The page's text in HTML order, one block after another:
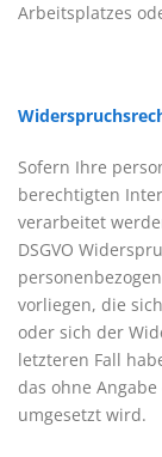
Arbeitsplatzes
Sofern Ihre
berechtigten
verarbeitet
DSGVO
vorliegen, die
oder sich der
letzteren Fall
das ohne
umgesetzt wird.